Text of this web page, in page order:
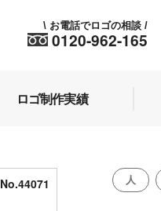
0120-962-165
\ お電話でロゴの相談 /
ロゴ制作実績
No.44071 人